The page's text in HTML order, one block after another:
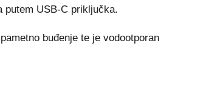
putem USB-C priključka.
buđenje te je vodootporan